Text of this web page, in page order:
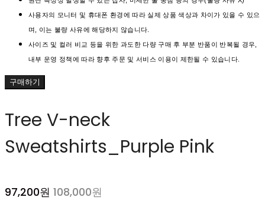
사용자의 모니터 및 휴대폰 환경에 따라 실제 상품 색상과 차이가 있을 수 있으
며, 이는 불량 사유에 해당하지 않습니다.
사이즈 및 컬러 비교 등을 위한 과도한 다량 구매 후 부분 반품이 반복될 경우,
내부 운영 정책에 따라 향후 주문 및 서비스 이용이 제한될 수 있습니다.
구매하기
Tree V-neck
Sweatshirts_Purple Pink
97,200원 108,000원